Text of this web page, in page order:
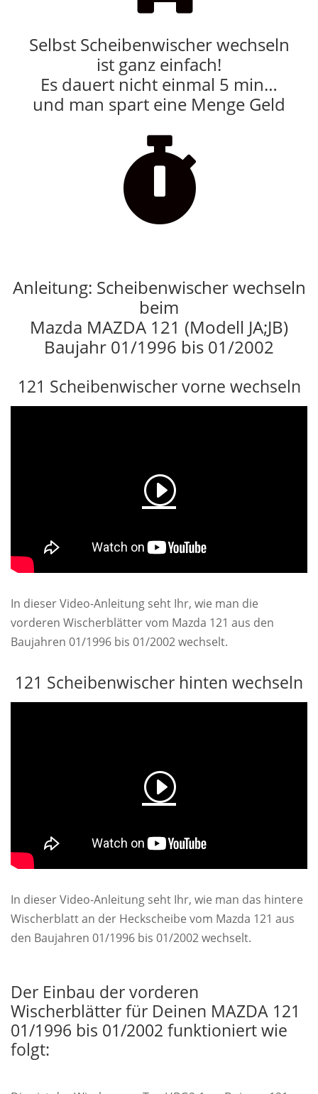
Selbst Scheibenwischer wechseln
ist ganz einfach!
Es dauert nicht einmal 5 min…
und man spart eine Menge Geld

Anleitung: Scheibenwischer wechseln
beim
Mazda MAZDA 121 (Modell JA;JB)
Baujahr 01/1996 bis 01/2002
121 Scheibenwischer vorne wechseln
In dieser Video-Anleitung seht Ihr, wie man die
vorderen Wischerblätter vom Mazda 121 aus den
Baujahren 01/1996 bis 01/2002 wechselt.
121 Scheibenwischer hinten wechseln
In dieser Video-Anleitung seht Ihr, wie man das hintere
Wischerblatt an der Heckscheibe vom Mazda 121 aus
den Baujahren 01/1996 bis 01/2002 wechselt.
Der Einbau der vorderen
Wischerblätter für Deinen MAZDA 121
01/1996 bis 01/2002 funktioniert wie
folgt: